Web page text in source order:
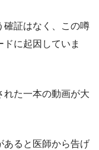
確証はなく、この噂
に起因していま
れた一本の動画が大
あると医師から告げ